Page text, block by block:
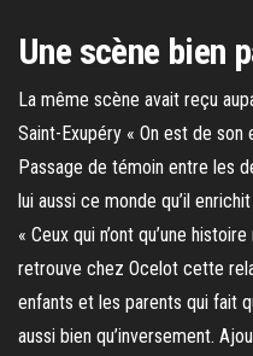
Une scène bien
La même scène avait reçu
Saint-Exupéry « On est de son
Passage de témoin entre les
lui aussi ce monde qu’il
« Ceux qui n’ont qu’une
retrouve chez Ocelot cette
enfants et les parents qui fait
aussi bien qu’inversement.